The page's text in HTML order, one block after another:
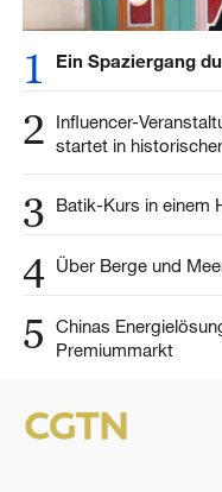
1 Ein Spaziergang
2
Influencer-
startet in
3 Batik-Kurs in einem
4 Über Berge und
5
Chinas
Premiummarkt